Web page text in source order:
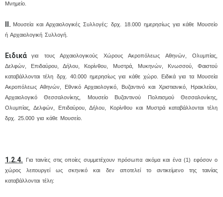
Μνημείο.
ΙΙ. Μουσεία και Αρχαιολογικές Συλλογές: δρχ. 18.000 ημερησίως για κάθε Μουσείο
ή Αρχαιολογική Συλλογή.
Ειδικάγια τους Αρχαιολογικούς Χώρους Ακροπόλεως Αθηνών, Ολυμπίας,
Δελφών, Επιδαύρου, Δήλου, Κορίνθου, Μυστρά, Μυκηνών, Κνωσσού, Φαιστού
καταβάλλονται τέλη δρχ. 40.000 ημερησίως για κάθε χώρο. Ειδικά για τα Μουσεία
Ακροπόλεως Αθηνών, Εθνικό Αρχαιολογικό, Βυζαντινό και Χριστιανικό, Ηρακλείου,
Αρχαιολογικό Θεσσαλονίκης, Μουσείο Βυζαντινού Πολιτισμού Θεσσαλονίκης,
Ολυμπίας, Δελφών, Επιδαύρου, Δήλου, Κορίνθου και Μυστρά καταβάλλονται τέλη
δρχ. 25.000 για κάθε Μουσείο.
1.2.4. Για ταινίες στις οποίες συμμετέχουν πρόσωπα ακόμα και ένα (1) εφόσον ο
χώρος λειτουργεί ως σκηνικό και δεν αποτελεί το αντικείμενο της ταινίας
καταβάλλονται τέλη: